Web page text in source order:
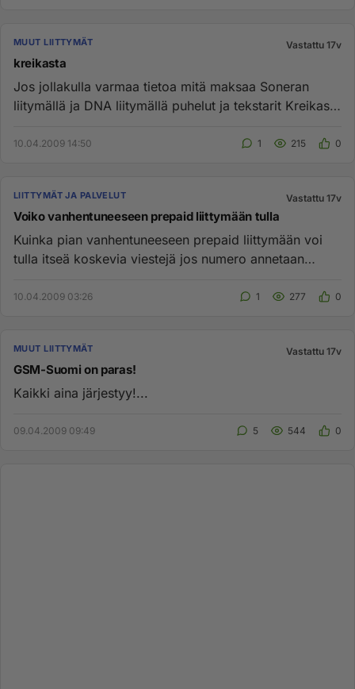
MUUT LIITTYMÄT Vastattu 17v
kreikasta
Jos jollakulla varmaa tietoa mitä maksaa Soneran
liitymällä ja DNA liitymällä puhelut ja tekstarit Kreikasta
10.04.2009 14:50 1 215 0
LIITTYMÄT JA PALVELUT Vastattu 17v
Voiko vanhentuneeseen prepaid liittymään tulla
Kuinka pian vanhentuneeseen prepaid liittymään voi
tulla itseä koskevia viestejä jos numero annetaan
10.04.2009 03:26 1 277 0
MUUT LIITTYMÄT Vastattu 17v
GSM-Suomi on paras!
Kaikki aina järjestyy!...
09.04.2009 09:49 5 544 0